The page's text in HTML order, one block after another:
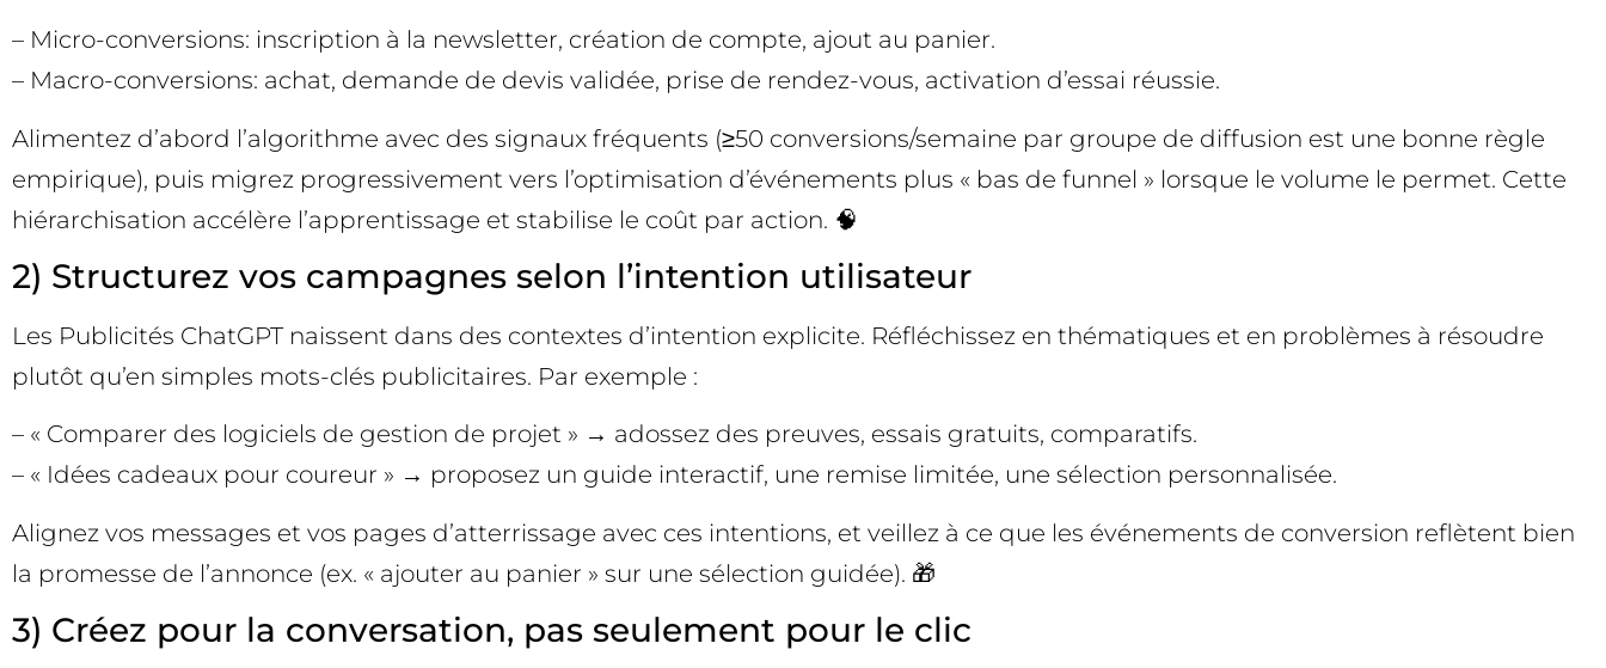
– Micro-conversions: inscription à la newsletter, création de compte, ajout au panier.
– Macro-conversions: achat, demande de devis validée, prise de rendez-vous, activation d’essai réussie.
Alimentez d’abord l’algorithme avec des signaux fréquents (≥50 conversions/semaine par groupe de diffusion est une bonne règle
empirique), puis migrez progressivement vers l’optimisation d’événements plus « bas de funnel » lorsque le volume le permet. Cette
hiérarchisation accélère l’apprentissage et stabilise le coût par action. 🧠
2) Structurez vos campagnes selon l’intention utilisateur
Les Publicités ChatGPT naissent dans des contextes d’intention explicite. Réfléchissez en thématiques et en problèmes à résoudre
plutôt qu’en simples mots-clés publicitaires. Par exemple :
– « Comparer des logiciels de gestion de projet » → adossez des preuves, essais gratuits, comparatifs.
– « Idées cadeaux pour coureur » → proposez un guide interactif, une remise limitée, une sélection personnalisée.
Alignez vos messages et vos pages d’atterrissage avec ces intentions, et veillez à ce que les événements de conversion reflètent bien
la promesse de l’annonce (ex. « ajouter au panier » sur une sélection guidée). 🎁
3) Créez pour la conversation, pas seulement pour le clic